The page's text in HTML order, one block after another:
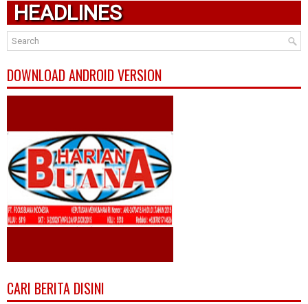
HEADLINES
DOWNLOAD ANDROID VERSION
CARI BERITA DISINI